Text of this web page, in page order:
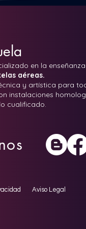
en la
aéreas.
y artística para
instalaciones
cualificado.
Aviso Legal